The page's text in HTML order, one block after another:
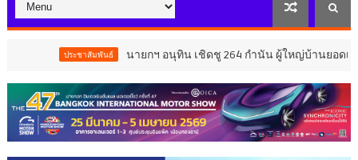
นายกฯ อนุทิน เชิดชู 264 กำนัน ผู้ใหญ่บ้านยอดเยี่ยม มอบแห